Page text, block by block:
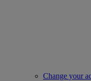
Change your